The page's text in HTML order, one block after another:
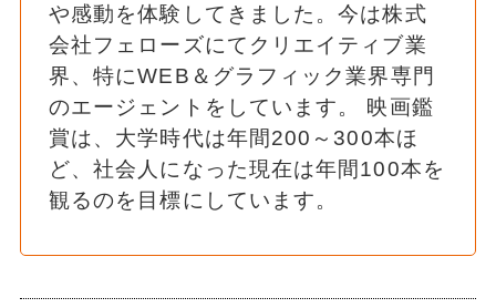
や感動を体験してきました。今は株式
会社フェローズにてクリエイティブ業
界、特にWEB＆グラフィック業界専門
のエージェントをしています。 映画鑑
賞は、大学時代は年間200～300本ほ
ど、社会人になった現在は年間100本を
観るのを目標にしています。